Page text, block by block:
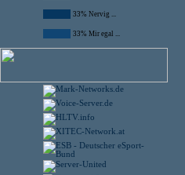
33% Nervig ...
33% Mir egal ...